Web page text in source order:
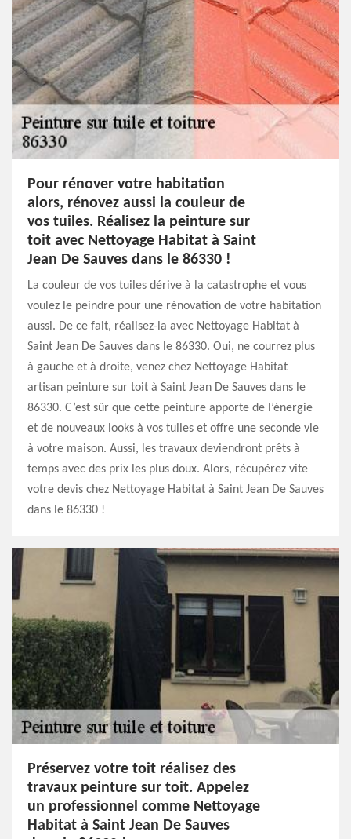
Pour rénover votre habitation
alors, rénovez aussi la couleur de
vos tuiles. Réalisez la peinture sur
toit avec Nettoyage Habitat à Saint
Jean De Sauves dans le 86330 !
La couleur de vos tuiles dérive à la catastrophe et vous
voulez le peindre pour une rénovation de votre habitation
aussi. De ce fait, réalisez-la avec Nettoyage Habitat à
Saint Jean De Sauves dans le 86330. Oui, ne courrez plus
à gauche et à droite, venez chez Nettoyage Habitat
artisan peinture sur toit à Saint Jean De Sauves dans le
86330. C’est sûr que cette peinture apporte de l’énergie
et de nouveaux looks à vos tuiles et offre une seconde vie
à votre maison. Aussi, les travaux deviendront prêts à
temps avec des prix les plus doux. Alors, récupérez vite
votre devis chez Nettoyage Habitat à Saint Jean De Sauves
dans le 86330 !
Préservez votre toit réalisez des
travaux peinture sur toit. Appelez
un professionnel comme Nettoyage
Habitat à Saint Jean De Sauves